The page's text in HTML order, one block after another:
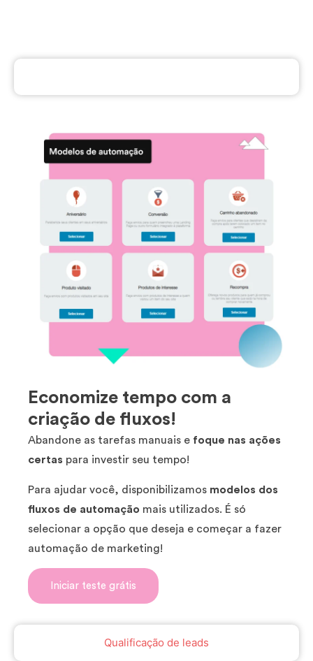
Qualificação de leads
Economize tempo com a
criação de fluxos!
Abandone as tarefas manuais e foque nas ações
certas para investir seu tempo!
Para ajudar você, disponibilizamos modelos dos
fluxos de automação mais utilizados. É só
selecionar a opção que deseja e começar a fazer
automação de marketing!
Iniciar teste grátis